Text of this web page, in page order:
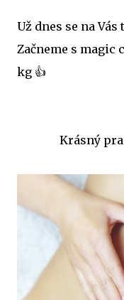
Už dnes se na Vás
Začneme s magic
kg 👍
Krásný